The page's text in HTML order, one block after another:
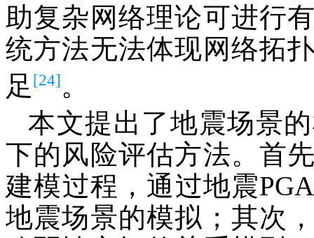
助复杂网络理论可进行
统方法无法体现网络拓
足 [24] 。
本文提出了地震场景
下的风险评估方法。首
建模过程，通过地震
地震场景的模拟；其次